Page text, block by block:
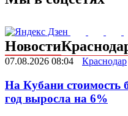
Новости
07.08.2026 08:04 Краснодар
На Кубани стоимость
год выросла на 6%